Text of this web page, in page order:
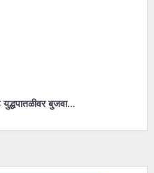
युद्धपातळीवर बुजवा…